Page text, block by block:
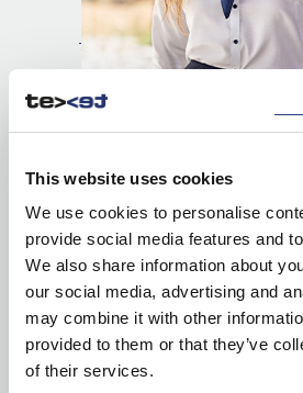
This website uses cookies
We use cookies to personalise
provide social media features and
We also share information about
our social media, advertising and
may combine it with other
provided to them or that they’ve
of their services.
KOSZULE